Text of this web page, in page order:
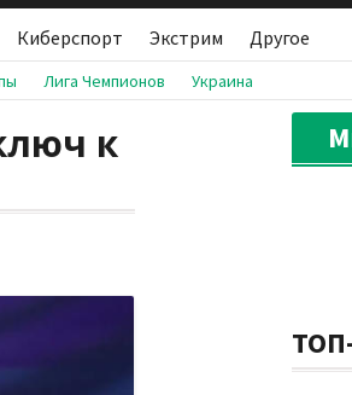
Киберспорт Экстрим Другое
Лига Чемпионов Украина
к